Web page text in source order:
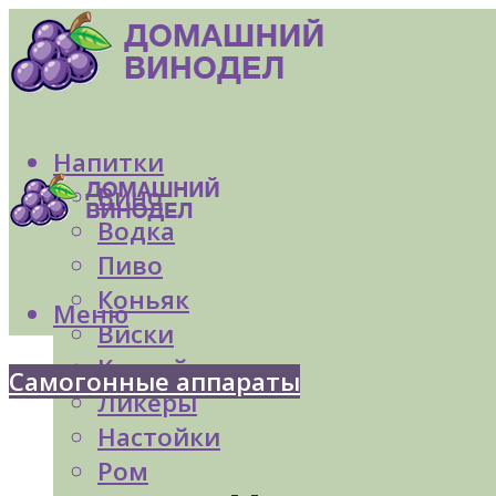
Напитки
Вино
Водка
Пиво
Коньяк
Виски
Коктейли
Ликеры
Настойки
Ром
Меню
Самогонные аппараты